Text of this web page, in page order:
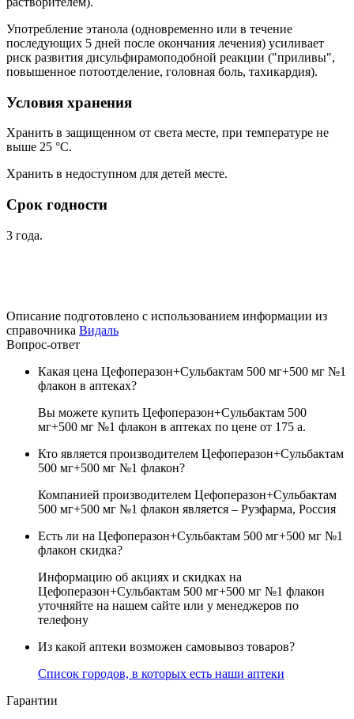
Употребление этанола (одновременно или в течение
последующих 5 дней после окончания лечения) усиливает
риск развития дисульфирамоподобной реакции ("приливы",
повышенное потоотделение, головная боль, тахикардия).
Условия хранения
Хранить в защищенном от света месте, при температуре не
выше 25 °С.
Хранить в недоступном для детей месте.
Срок годности
3 года.
Описание подготовлено с использованием информации из
справочника Видаль
Вопрос-ответ
Какая цена Цефоперазон+Сульбактам 500 мг+500 мг №1
флакон в аптеках?
Вы можете купить Цефоперазон+Сульбактам 500
мг+500 мг №1 флакон в аптеках по цене от 175 a.
Кто является производителем Цефоперазон+Сульбактам
500 мг+500 мг №1 флакон?
Компанией производителем Цефоперазон+Сульбактам
500 мг+500 мг №1 флакон является – Рузфарма, Россия
Есть ли на Цефоперазон+Сульбактам 500 мг+500 мг №1
флакон скидка?
Информацию об акциях и скидках на
Цефоперазон+Сульбактам 500 мг+500 мг №1 флакон
уточняйте на нашем сайте или у менеджеров по
телефону
Из какой аптеки возможен самовывоз товаров?
Список городов, в которых есть наши аптеки
Гарантии